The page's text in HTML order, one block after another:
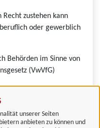
unserer Seiten
anbieten zu können und
zustehen kann
oder gewerblich
Behörden im Sinne von
(VwVfG)